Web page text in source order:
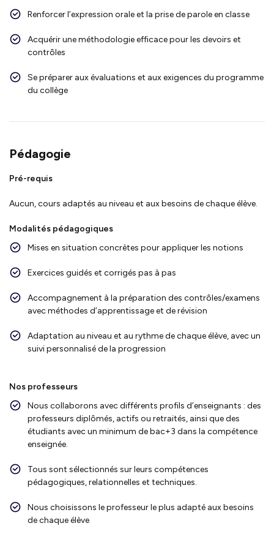
Renforcer l’expression orale et la prise de parole en classe
Acquérir une méthodologie efficace pour les devoirs et
contrôles
Se préparer aux évaluations et aux exigences du programme
du collège
Pédagogie
Pré-requis
Aucun, cours adaptés au niveau et aux besoins de chaque élève.
Modalités pédagogiques
Mises en situation concrètes pour appliquer les notions
Exercices guidés et corrigés pas à pas
Accompagnement à la préparation des contrôles/examens
avec méthodes d’apprentissage et de révision
Adaptation au niveau et au rythme de chaque élève, avec un
suivi personnalisé de la progression
Nos professeurs
Nous collaborons avec différents profils d’enseignants : des
professeurs diplômés, actifs ou retraités, ainsi que des
étudiants avec un minimum de bac+3 dans la compétence
enseignée.
Tous sont sélectionnés sur leurs compétences
pédagogiques, relationnelles et techniques.
Nous choisissons le professeur le plus adapté aux besoins
de chaque élève